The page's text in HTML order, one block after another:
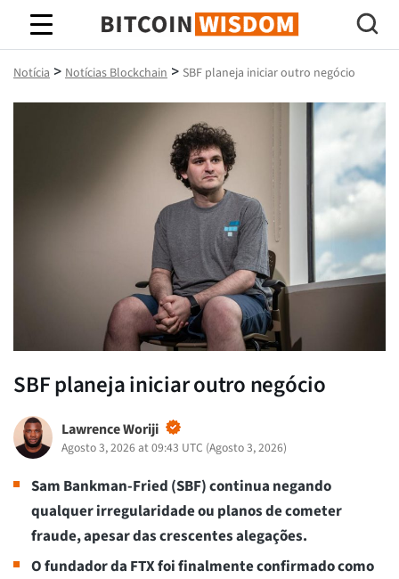
Sabedoria do Bitcoin
Notícia > Notícias Blockchain > SBF planeja iniciar outro negócio
SBF planeja iniciar outro negócio
Lawrence Woriji
Agosto 3, 2026 at 09:43 UTC (Agosto 3, 2026)
Sam Bankman-Fried (SBF) continua negando
qualquer irregularidade ou planos de cometer
fraude, apesar das crescentes alegações.
O fundador da FTX foi finalmente confirmado como